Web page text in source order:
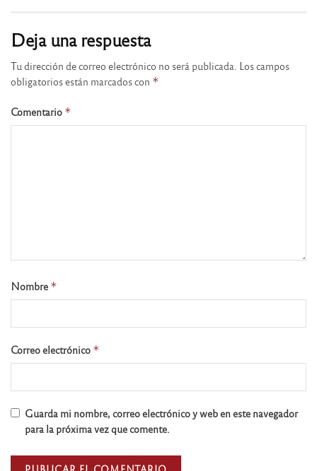
Deja una respuesta
Tu dirección de correo electrónico no será publicada. Los campos
obligatorios están marcados con *
Comentario *
Nombre *
Correo electrónico *
Guarda mi nombre, correo electrónico y web en este navegador
para la próxima vez que comente.